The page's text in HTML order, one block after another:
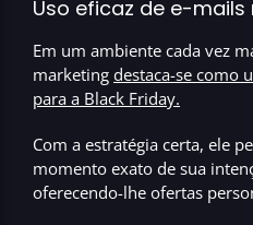
Uso eficaz de e-mails
Em um ambiente cada vez
marketing destaca-se como
para a Black Friday.
Com a estratégia certa, ele
momento exato de sua
oferecendo-lhe ofertas